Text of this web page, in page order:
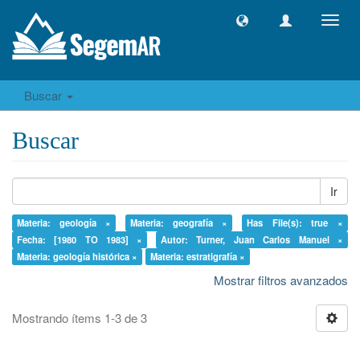
Buscar
Buscar
Ir
Materia: geología × Materia: geografía ×
Has File(s): true ×
Fecha: [1980 TO 1983] ×
Autor: Turner, Juan Carlos Manuel ×
Materia: geología histórica ×
Materia: estratigrafía ×
Mostrar filtros avanzados
Mostrando ítems 1-3 de 3